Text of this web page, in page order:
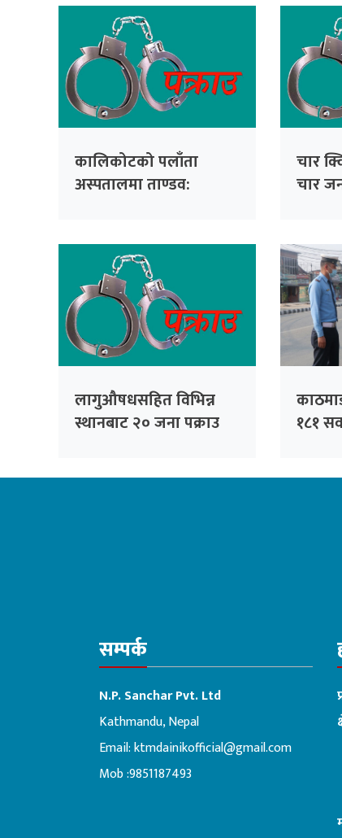
कालिकोटको पलाँता
अस्पतालमा ताण्डव:
पक्राउ
चार
चार
लागुऔषधसहित विभिन्न
स्थानबाट २० जना पक्राउ
१८१
सम्पर्क
N.P. Sanchar Pvt. Ltd
Kathmandu, Nepal
Email:ktmdainikofficial@gmail.com
Mob :9851187493